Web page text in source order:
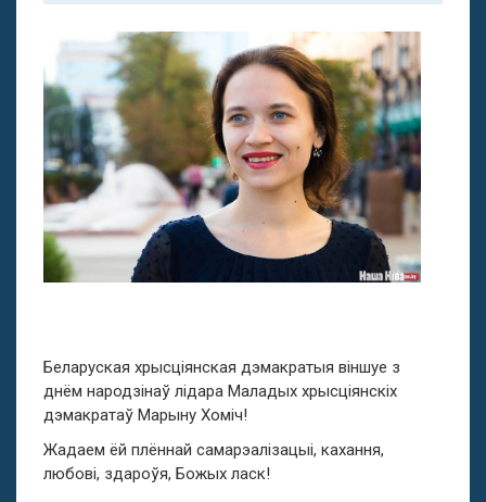
Беларуская хрысціянская дэмакратыя віншуе з
днём народзінаў лідара Маладых хрысціянскіх
дэмакратаў Марыну Хоміч!
Жадаем ёй плённай самарэалізацыі, кахання,
любові, здароўя, Божых ласк!